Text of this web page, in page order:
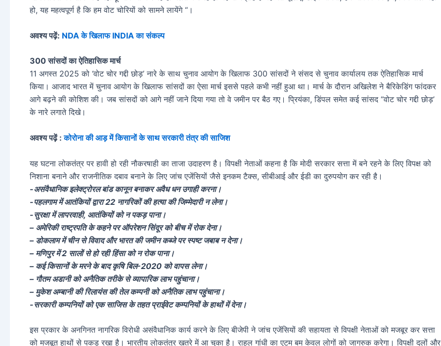
हो, यह महत्वपूर्ण है कि हम वोट चोरियों को सामने लायेंगे “।
अवश्य पढ़ें: NDA के खिलाफ INDIA का संकल्प
300 सांसदों का ऐतिहासिक मार्च
11 अगस्त 2025 को ‘वोट चोर गद्दी छोड़’ नारे के साथ चुनाव आयोग के खिलाफ 300 सांसदों ने संसद से चुनाव कार्यालय तक ऐतिहासिक मार्च
किया। आजाद भारत में चुनाव आयोग के खिलाफ सांसदों का ऐसा मार्च इससे पहले कभी नहीं हुआ था। मार्च के दौरान अखिलेश ने बैरिकेडिंग फांदकर
आगे बढ़ने की कोशिश की। जब सांसदों को आगे नहीं जाने दिया गया तो वे जमीन पर बैठ गए। प्रियंका, डिंपल समेत कई सांसद “वोट चोर गद्दी छोड़’
के नारे लगाते दिखे।
अवश्य पढ़ें :कोरोना की आड़ में किसानों के साथ सरकारी तंत्र की साजिश
यह घटना लोकतंत्र पर हावी हो रही नौकरषाही का ताजा उदाहरण है। विपक्षी नेताओं कहना है कि मोदी सरकार सत्ता में बने रहने के लिए विपक्ष को
निशाना बनाने और राजनीतिक दबाव बनाने के लिए जांच एजेंसियों जैसे इनकम टैक्स, सीबीआई और ईडी का दुरुपयोग कर रही है।
-असंवैधानिक इलेक्ट्रोरल बांड कानून बनाकर अवैध धन उगाही करना।
-पहलगाम में आतंकियों द्वारा 22 नागरिकों की हत्या की जिम्मेदारी न लेना।
-सुरक्षा में लापरवाही, आतंकियों को न पकड़ पाना।
– अमेरिकी राष्ट्रपति के कहने पर ऑपरेशन सिंदूर को बीच में रोक देना।
– डोकलाम में चीन से विवाद और भारत की जमीन कब्जे पर स्पष्ट जबाब न देना।
– मणिपुर में 2 सालों से हो रही हिंसा को न रोक पाना।
– कई किसानों के मरने के बाद कृषि बिल-2020 को वापस लेना।
– गौतम अडानी को अनैतिक तरीके से व्यापारिक लाभ पहुंचाना।
– मुकेश अम्बानी की रिलायंस की तेल कम्पनी को अनैतिक लाभ पहुंचाना।
-सरकारी कम्पनियों को एक साजिस के तहत प्राईवेट कम्पनियों के हाथों में देना।
इस प्रकार के अनगिनत नागरिक विरोधी असंवैधानिक कार्य करने के लिए बीजेपी ने जांच एजेंसियों की सहायता से विपक्षी नेताओं को मजबूर कर सत्ता
को मजबूत हाथों से पकड़ रखा है। भारतीय लोकतंत्र खतरे में आ चुका है। राहुल गांधी का एटम बम केवल लोगों को जागरुक करेगा। विपक्षी दलों और